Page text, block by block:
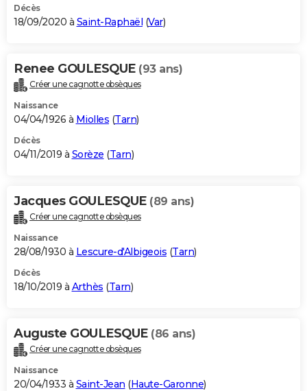
Décès
18/09/2020 à Saint-Raphaël (Var)
Renee GOULESQUE (93 ans)
Créer une cagnotte obsèques
Naissance
04/04/1926 à Miolles (Tarn)
Décès
04/11/2019 à Sorèze (Tarn)
Jacques GOULESQUE (89 ans)
Créer une cagnotte obsèques
Naissance
28/08/1930 à Lescure-d'Albigeois (Tarn)
Décès
18/10/2019 à Arthès (Tarn)
Auguste GOULESQUE (86 ans)
Créer une cagnotte obsèques
Naissance
20/04/1933 à Saint-Jean (Haute-Garonne)